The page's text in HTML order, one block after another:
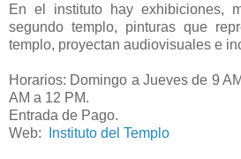
En el instituto hay exhibiciones,
segundo templo, pinturas que
templo, proyectan audiovisuales e
Horarios: Domingo a Jueves de 9
AM a 12 PM.
Entrada de Pago.
Web:
Instituto del Templo